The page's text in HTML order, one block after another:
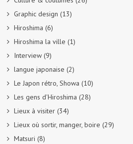
Graphic design (13)
Hiroshima (6)
Hiroshima la ville (1)
Interview (9)
langue japonaise (2)
Le Japon rétro, Showa (10)
Les gens d'Hiroshima (28)
Lieux à visiter (34)
Lieux où sortir, manger, boire (29)
Matsuri (8)